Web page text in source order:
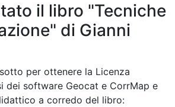
il libro "Tecniche
di Gianni
per ottenere la Licenza
dei software Geocat e CorrMap e
a corredo del libro: